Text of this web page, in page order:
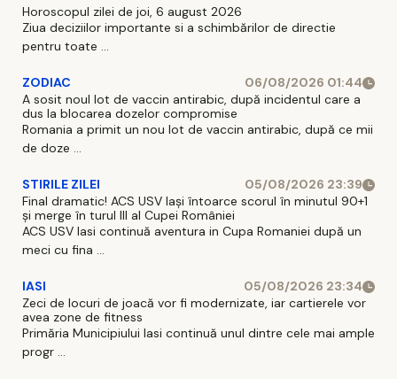
Horoscopul zilei de joi, 6 august 2026
Ziua deciziilor importante si a schimbărilor de directie
pentru toate ...
ZODIAC
06/08/2026 01:44
A sosit noul lot de vaccin antirabic, după incidentul care a
dus la blocarea dozelor compromise
Romania a primit un nou lot de vaccin antirabic, după ce mii
de doze ...
STIRILE ZILEI
05/08/2026 23:39
Final dramatic! ACS USV Iași întoarce scorul în minutul 90+1
și merge în turul III al Cupei României
ACS USV Iasi continuă aventura in Cupa Romaniei după un
meci cu fina ...
IASI
05/08/2026 23:34
Zeci de locuri de joacă vor fi modernizate, iar cartierele vor
avea zone de fitness
Primăria Municipiului Iasi continuă unul dintre cele mai ample
progr ...